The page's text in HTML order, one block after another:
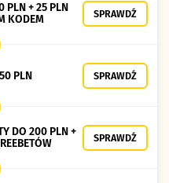
PLN + 25 PLN
KODEM
SPRAWDŹ
PLN SPRAWDŹ
DO 200 PLN +
SPRAWDŹ